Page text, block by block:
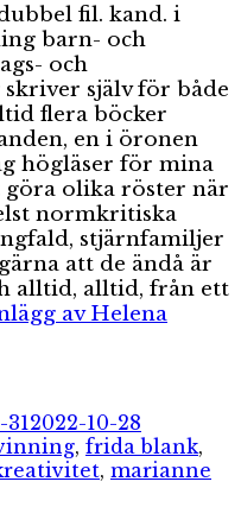
fil. kand. i
barn- och
och
själv för både
flera böcker
en i öronen
högläser för mina
göra olika röster när
normkritiska
stjärnfamiljer
att de ändå är
alltid, alltid, från ett
av Helena
2022-10-28
, frida blank,
, marianne